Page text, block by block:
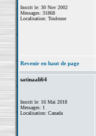
Inscrit le: 30 Nov 2002
Messages: 31868
Localisation: Toulouse
Revenir en haut de page
satinaali64
Inscrit le: 16 Mai 2018
Messages: 1
Localisation: Canada